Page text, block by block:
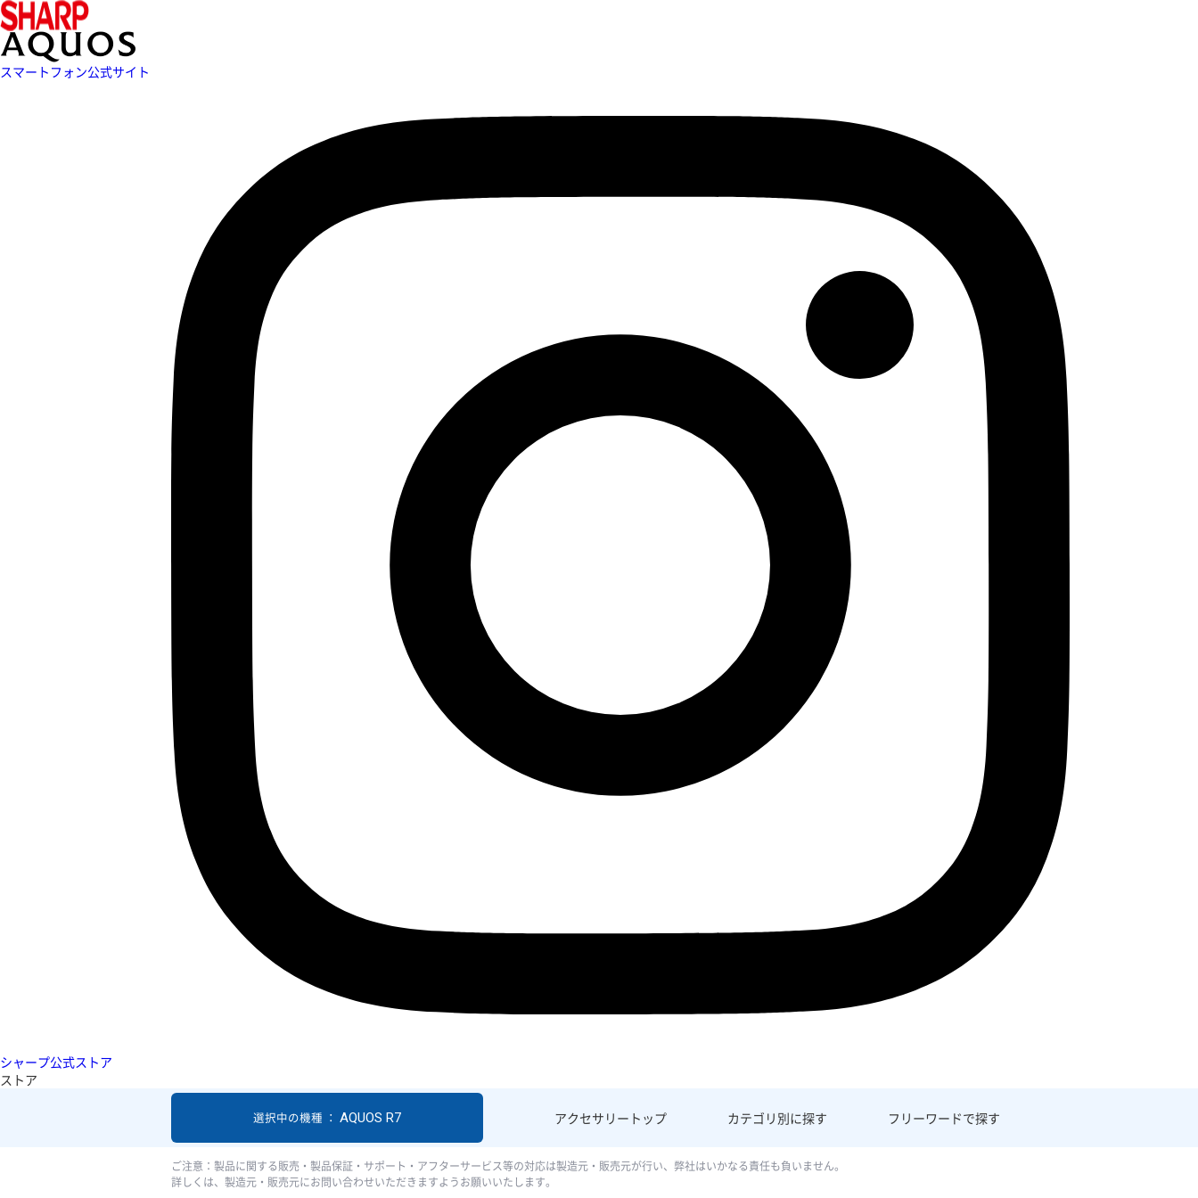
スマートフォン公式サイト
シャープ公式ストア
ストア
アクセサリー トップ カテゴリ別に探す フリーワードで探す
選択中の機種 ： AQUOS R7
ご注意：製品に関する販売・製品保証・サポート・アフターサービス等の対応は製造元・販売元が行い、弊社はいかなる責任も負いません。
詳しくは、製造元・販売元にお問い合わせいただきますようお願いいたします。